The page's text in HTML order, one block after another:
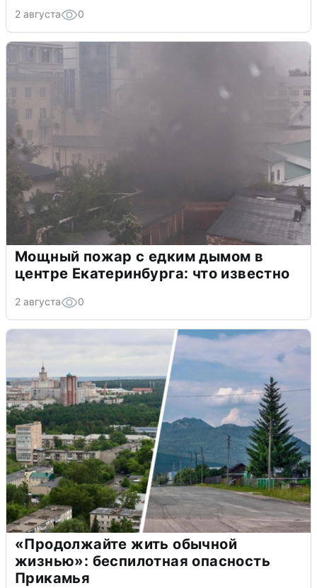
2 августа 0
Мощный пожар с едким дымом в
центре Екатеринбурга: что известно
2 августа 0
«Продолжайте жить обычной
жизнью»: беспилотная опасность
Прикамья